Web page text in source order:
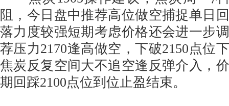
阻，今日盘中推荐高位做空捕捉单日
落力度较强短期考虑价格还会进一步
荐压力2170逢高做空，下破2150点位
焦炭反复空间大不追空逢反弹介入，
期回踩2100点位到位止盈结束。